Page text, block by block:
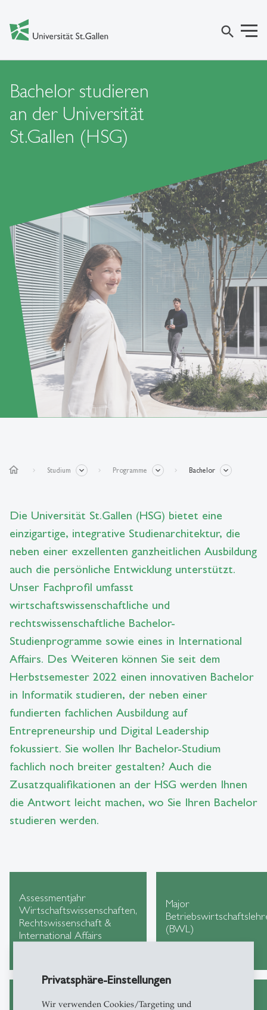
Privatsphäre-Einstellungen
Wir verwenden Cookies/Targeting und
search
Bachelor studieren
an der Universität
St.Gallen (HSG)
home Studium Programme Bachelor
Die Universität St.Gallen (HSG) bietet eine
einzigartige, integrative Studienarchitektur, die
neben einer exzellenten ganzheitlichen Ausbildung
auch die persönliche Entwicklung unterstützt.
Unser Fachprofil umfasst
wirtschaftswissenschaftliche und
rechtswissenschaftliche Bachelor-
Studienprogramme sowie eines in International
Affairs. Des Weiteren können Sie seit dem
Herbstsemester 2022 einen innovativen Bachelor
in Informatik studieren, der neben einer
fundierten fachlichen Ausbildung auf
Entrepreneurship und Digital Leadership
fokussiert. Sie wollen Ihr Bachelor-Studium
fachlich noch breiter gestalten? Auch die
Zusatzqualifikationen an der HSG werden Ihnen
die Antwort leicht machen, wo Sie Ihren Bachelor
studieren werden.
Assessmentjahr
Wirtschaftswissenschaften,
Rechtswissenschaft &
International Affairs
Major
(BWL)